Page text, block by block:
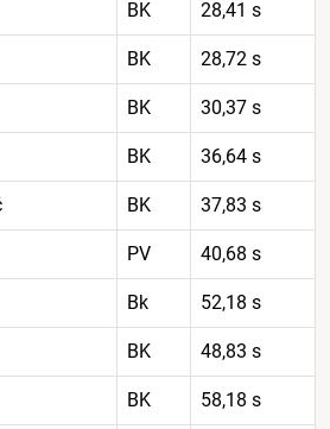
BK 28,41 s
BK 28,72 s
BK 30,37 s
BK 36,64 s
BK 37,83 s
PV 40,68 s
Bk 52,18 s
BK 48,83 s
BK 58,18 s